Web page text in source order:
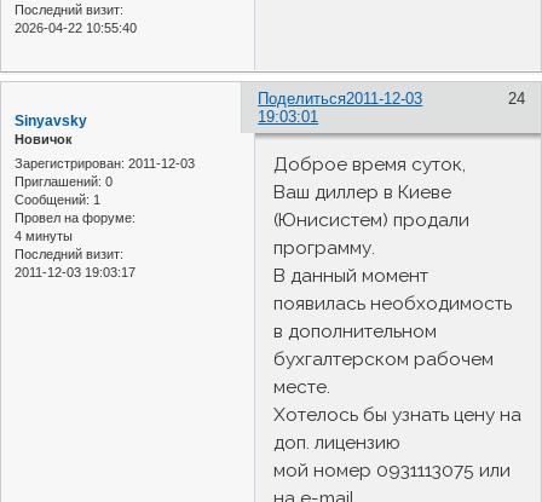
Последний визит:
2026-04-22 10:55:40
Поделиться 24
2011-12-03
19:03:01
Sinyavsky
Новичок
Зарегистрирован: 2011-12-03
Приглашений: 0
Сообщений: 1
Провел на форуме:
4 минуты
Последний визит:
2011-12-03 19:03:17
Доброе время суток,
Ваш диллер в Киеве
(Юнисистем) продали
программу.
В данный момент
появилась необходимость
в дополнительном
бухгалтерском рабочем
месте.
Хотелось бы узнать цену на
доп. лицензию
мой номер 0931113075 или